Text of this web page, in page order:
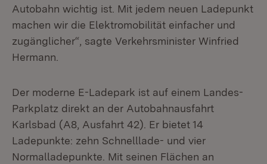
Autobahn wichtig ist. Mit jedem neuen Ladepunkt
machen wir die Elektromobilität einfacher und
zugänglicher“, sagte Verkehrsminister Winfried
Hermann.
Der moderne E-Ladepark ist auf einem Landes-
Parkplatz direkt an der Autobahnausfahrt
Karlsbad (A8, Ausfahrt 42). Er bietet 14
Ladepunkte: zehn Schnelllade- und vier
Normalladepunkte. Mit seinen Flächen an